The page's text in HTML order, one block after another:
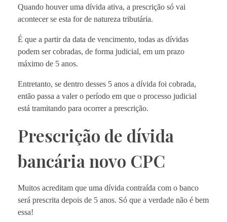
Quando houver uma dívida ativa, a prescrição só vai
acontecer se esta for de natureza tributária.
É que a partir da data de vencimento, todas as dívidas
podem ser cobradas, de forma judicial, em um prazo
máximo de 5 anos.
Entretanto, se dentro desses 5 anos a dívida foi cobrada,
então passa a valer o período em que o processo judicial
está tramitando para ocorrer a prescrição.
Prescrição de dívida
bancária novo CPC
Muitos acreditam que uma dívida contraída com o banco
será prescrita depois de 5 anos. Só que a verdade não é bem
essa!